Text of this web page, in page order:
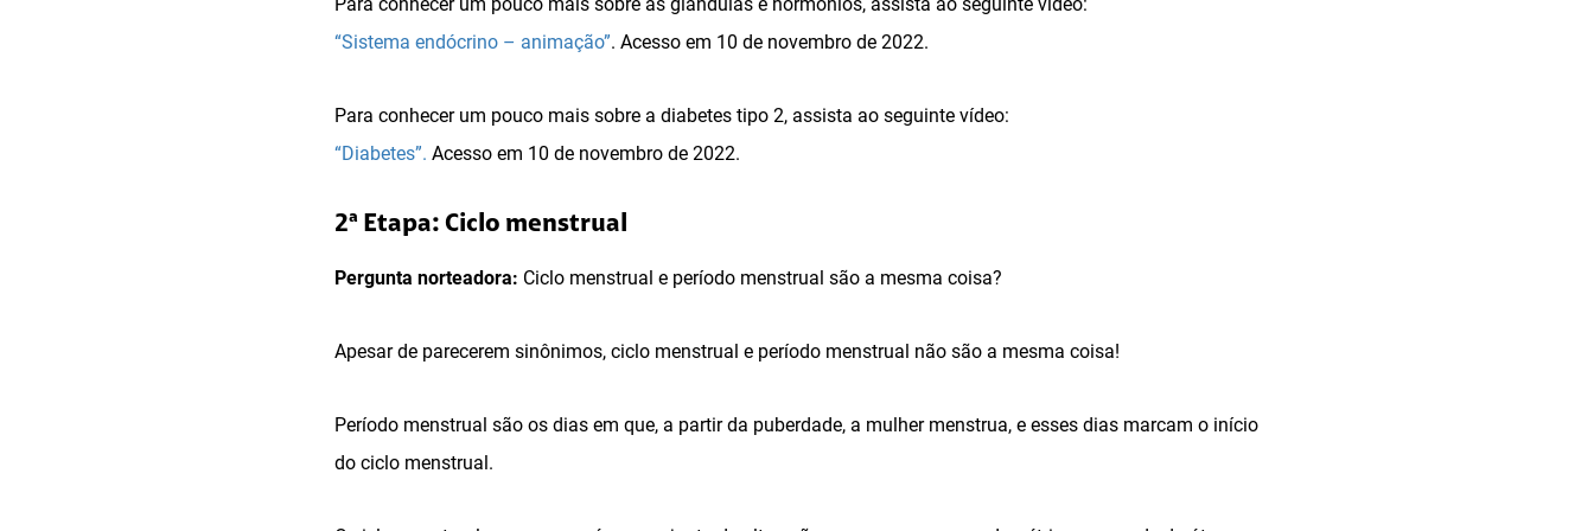
“Sistema endócrino – animação”. Acesso em 10 de novembro de 2022.
Para conhecer um pouco mais sobre a diabetes tipo 2, assista ao seguinte vídeo:
“Diabetes”. Acesso em 10 de novembro de 2022.
2ª Etapa: Ciclo menstrual
Pergunta norteadora: Ciclo menstrual e período menstrual são a mesma coisa?
Apesar de parecerem sinônimos, ciclo menstrual e período menstrual não são a mesma coisa!
Período menstrual são os dias em que, a partir da puberdade, a mulher menstrua, e esses dias marcam o início
do ciclo menstrual.